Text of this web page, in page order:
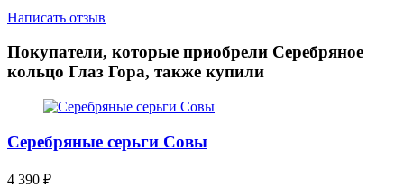
Написать отзыв
Покупатели, которые приобрели Серебряное
кольцо Глаз Гора, также купили
Серебряные серьги Совы
4 390 ₽